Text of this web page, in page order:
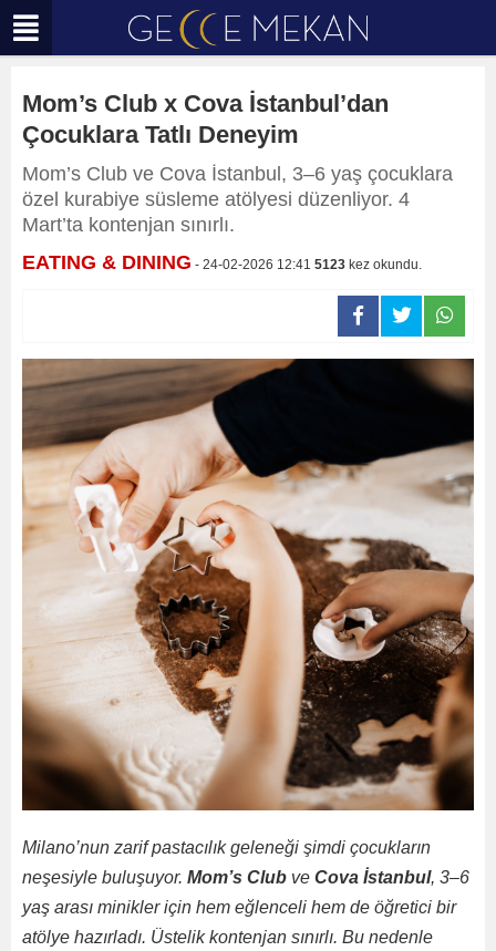
Mom’s Club x Cova İstanbul’dan
Çocuklara Tatlı Deneyim
Mom’s Club ve Cova İstanbul, 3–6 yaş çocuklara
özel kurabiye süsleme atölyesi düzenliyor. 4
Mart’ta kontenjan sınırlı.
EATING & DINING - 24-02-2026 12:41 5123 kez okundu.
Milano’nun zarif pastacılık geleneği şimdi çocukların
neşesiyle buluşuyor. Mom’s Club ve Cova İstanbul, 3–6
yaş arası minikler için hem eğlenceli hem de öğretici bir
atölye hazırladı. Üstelik kontenjan sınırlı. Bu nedenle